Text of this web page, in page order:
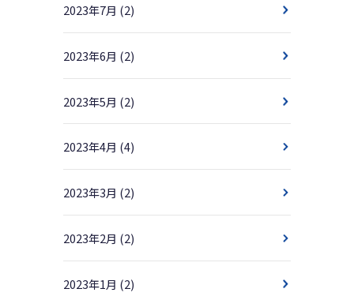
2023年7月 (2)
2023年6月 (2)
2023年5月 (2)
2023年4月 (4)
2023年3月 (2)
2023年2月 (2)
2023年1月 (2)